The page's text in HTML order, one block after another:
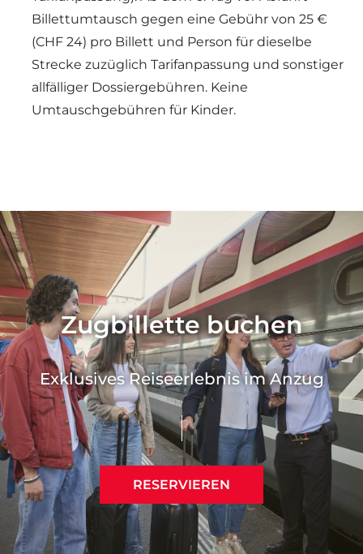
Billettumtausch gegen eine Gebühr von 25 €
(CHF 24) pro Billett und Person für dieselbe
Strecke zuzüglich Tarifanpassung und sonstiger
allfälliger Dossiergebühren. Keine
Umtauschgebühren für Kinder.
Zugbillette buchen
Exklusives Reiseerlebnis im Anzug
RESERVIEREN